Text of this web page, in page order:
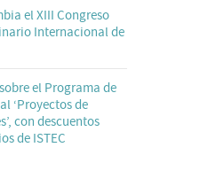
el XIII Congreso
Internacional de
el Programa de
‘Proyectos de
con descuentos
de ISTEC